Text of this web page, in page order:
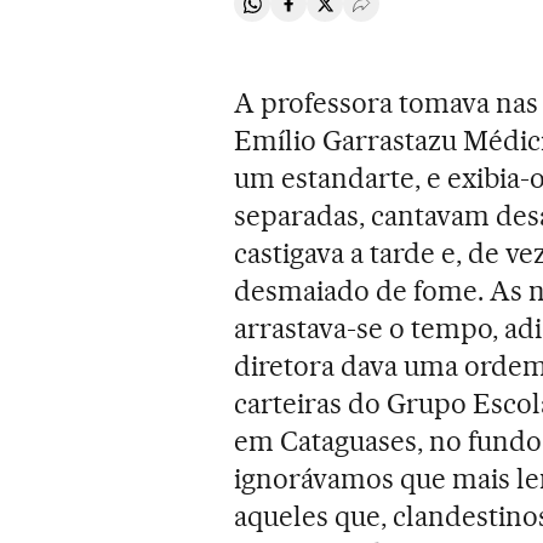
Compartir en Whatsapp
Compartir en Facebook
Compartir en Twitter
Desplegar Redes
A professora tomava
Emílio Garrastazu
um estandarte, e exibia-
separadas, cantavam
castigava a tarde e, de
desmaiado de fome. As
arrastava-se o tempo,
diretora dava uma
carteiras do Grupo
em Cataguases, no
ignorávamos que mais
aqueles que,